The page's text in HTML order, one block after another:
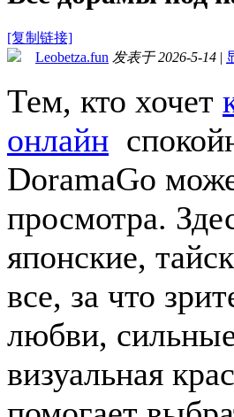
[复制链接]
Leobetza.fun 发表于 2026-5-14 |
Тем, кто хочет
онлайн
DoramaGo
просмотра.
японские,
все, за что
любви,
визуальная